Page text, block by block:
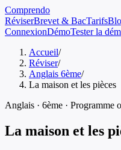
Comprendo
RéviserBrevet & BacTarifs
ConnexionDémoTester la
Accueil/
Réviser/
Anglais 6ème/
La maison et les pièces
Anglais · 6ème · Programme
La maison et les